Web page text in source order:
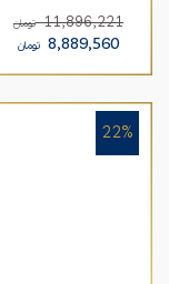
11,896,221 تومان
8,889,560 تومان
22%